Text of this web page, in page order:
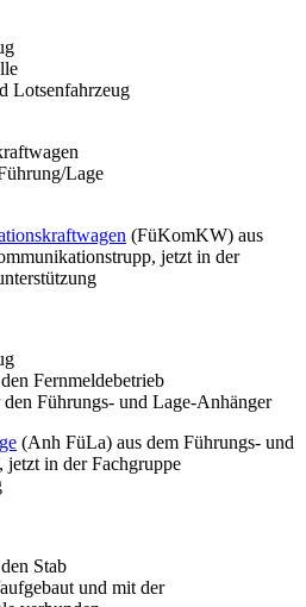
Lotsenfahrzeug
Lage
(FüKomKW) aus
jetzt in der
Fernmeldebetrieb
Führungs- und Lage-Anhänger
(Anh FüLa) aus dem Führungs- und
in der Fachgruppe
Stab
und mit der